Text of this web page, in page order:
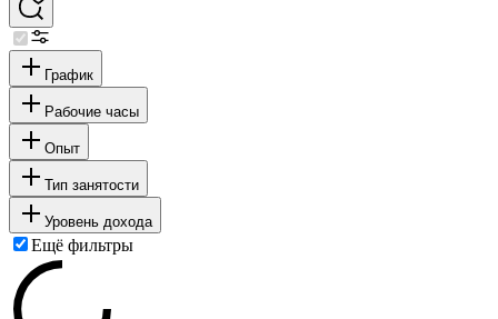
График
Рабочие часы
Опыт
Тип занятости
Уровень дохода
Ещё фильтры